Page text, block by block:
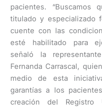
pacientes. “Buscamos
titulado y especializado
cuente con las
esté habilitado para
señaló la
Fernanda Carrascal,
medio de esta
garantías a los
creación del Registro